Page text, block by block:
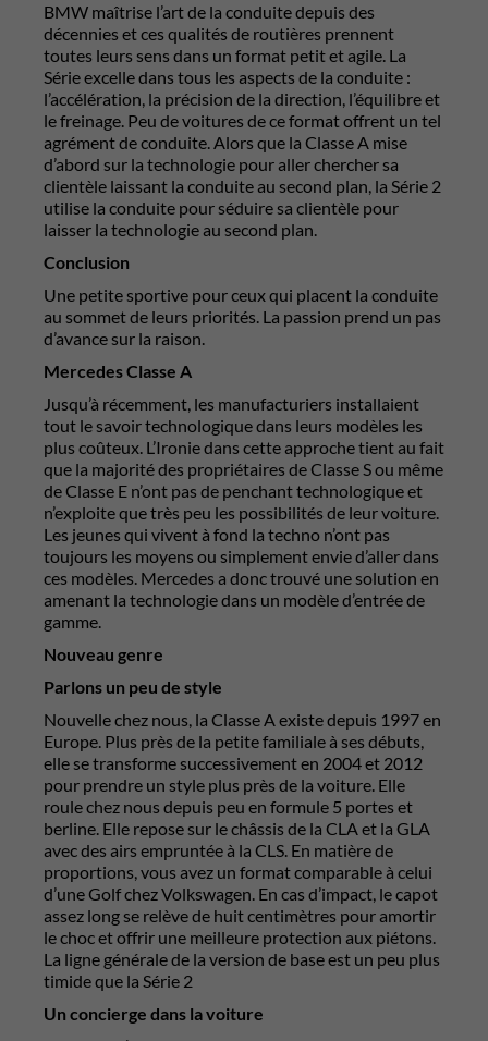
BMW maîtrise l’art de la conduite depuis des
décennies et ces qualités de routières prennent
toutes leurs sens dans un format petit et agile. La
Série excelle dans tous les aspects de la conduite :
l’accélération, la précision de la direction, l’équilibre et
le freinage. Peu de voitures de ce format offrent un tel
agrément de conduite. Alors que la Classe A mise
d’abord sur la technologie pour aller chercher sa
clientèle laissant la conduite au second plan, la Série 2
utilise la conduite pour séduire sa clientèle pour
laisser la technologie au second plan.
Conclusion
Une petite sportive pour ceux qui placent la conduite
au sommet de leurs priorités. La passion prend un pas
d’avance sur la raison.
Mercedes Classe A
Jusqu’à récemment, les manufacturiers installaient
tout le savoir technologique dans leurs modèles les
plus coûteux. L’Ironie dans cette approche tient au fait
que la majorité des propriétaires de Classe S ou même
de Classe E n’ont pas de penchant technologique et
n’exploite que très peu les possibilités de leur voiture.
Les jeunes qui vivent à fond la techno n’ont pas
toujours les moyens ou simplement envie d’aller dans
ces modèles. Mercedes a donc trouvé une solution en
amenant la technologie dans un modèle d’entrée de
gamme.
Nouveau genre
Parlons un peu de style
Nouvelle chez nous, la Classe A existe depuis 1997 en
Europe. Plus près de la petite familiale à ses débuts,
elle se transforme successivement en 2004 et 2012
pour prendre un style plus près de la voiture. Elle
roule chez nous depuis peu en formule 5 portes et
berline. Elle repose sur le châssis de la CLA et la GLA
avec des airs empruntée à la CLS. En matière de
proportions, vous avez un format comparable à celui
d’une Golf chez Volkswagen. En cas d’impact, le capot
assez long se relève de huit centimètres pour amortir
le choc et offrir une meilleure protection aux piétons.
La ligne générale de la version de base est un peu plus
timide que la Série 2
Un concierge dans la voiture